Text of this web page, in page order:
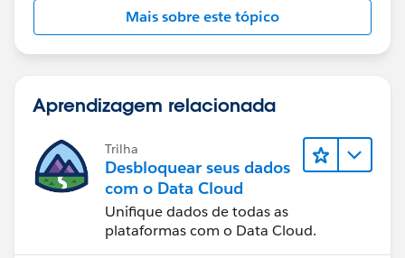
Mais sobre este tópico
Aprendizagem relacionada
Trilha
Desbloquear seus dados
com o Data Cloud
Unifique dados de todas as
plataformas com o Data Cloud.